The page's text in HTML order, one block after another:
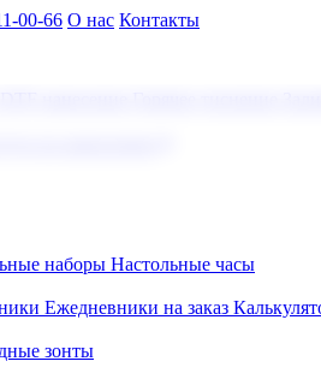
00-66 О нас Контакты
наборы Настольные часы
Ежедневники на заказ
зонты